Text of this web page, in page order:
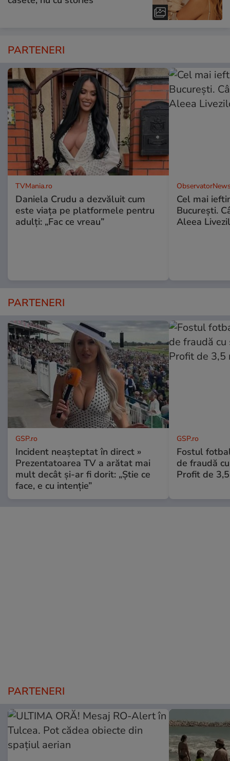
PARTENERI
TVMania.ro
Daniela Crudu a dezvăluit cum
este viața pe platformele pentru
adulți: „Fac ce vreau”
Cel mai
Bucureşti.
Aleea
PARTENERI
GSP.ro
Incident neașteptat în direct »
Prezentatoarea TV a arătat mai
mult decât și-ar fi dorit: „Știe ce
face, e cu intenție”
GSP.ro
Fostul
de fraudă
Profit de
PARTENERI